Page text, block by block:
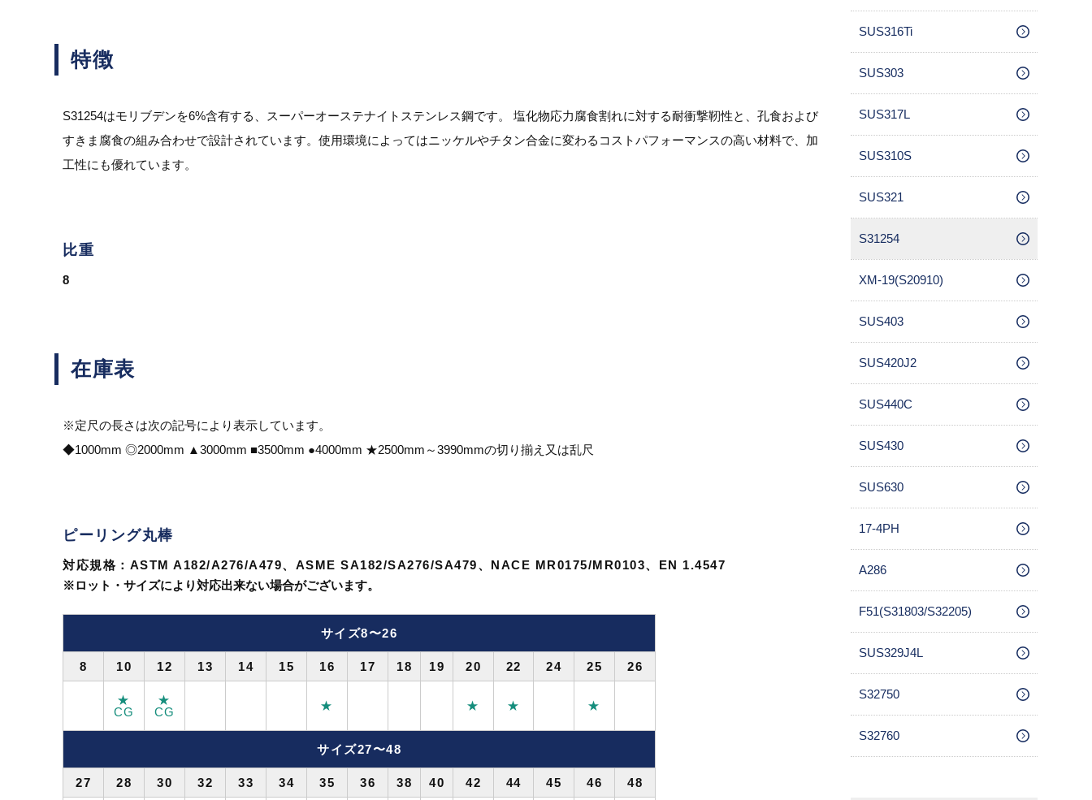
特徴
S31254はモリブデンを6%含有する、スーパーオーステナイトステンレス鋼です。 塩化物応力腐食割れに対する耐衝撃靭性と、孔食および
すきま腐食の組み合わせで設計されています。使用環境によってはニッケルやチタン合金に変わるコストパフォーマンスの高い材料で、加
工性にも優れています。
比重
8
在庫表
※定尺の長さは次の記号により表示しています。
◆1000mm ◎2000mm ▲3000mm ■3500mm ●4000mm ★2500mm～3990mmの切り揃え又は乱尺
ピーリング丸棒
対応規格：ASTM A182/A276/A479、ASME SA182/SA276/SA479、NACE MR0175/MR0103、EN 1.4547
※ロット・サイズにより対応出来ない場合がございます。
サイズ8〜26
8 10 12 13 14 15 16 17 18 19 20 22 24 25 26
★
CG
★
CG
★ ★ ★ ★
サイズ27〜48
27 28 30 32 33 34 35 36 38 40 42 44 45 46 48
SUS316Ti
SUS303
SUS317L
SUS310S
SUS321
S31254
XM-19(S20910)
SUS403
SUS420J2
SUS440C
SUS430
SUS630
17-4PH
A286
F51(S31803/S32205)
SUS329J4L
S32750
S32760